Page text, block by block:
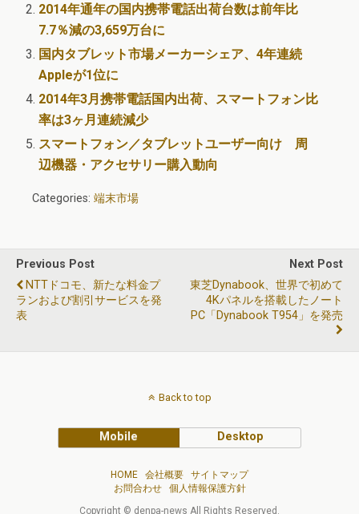
2014年通年の国内携帯電話出荷台数は前年比
7.7％減の3,659万台に
国内タブレット市場メーカーシェア、4年連続
Appleが1位に
2014年3月携帯電話国内出荷、スマートフォン比
率は3ヶ月連続減少
スマートフォン／タブレットユーザー向け 周
辺機器・アクセサリー購入動向
Categories: 端末市場
Previous Post
NTTドコモ、新たな料金プ
ランおよび割引サービスを発
表
Next Post
東芝dynabook、世界で初めて
4Kパネルを搭載したノート
PC「dynabook T954」を発売
Back to top
Mobile Desktop
HOME 会社概要
サイトマップ
お問合わせ
個人情報保護方針
Copyright © denpa-news All Rights Reserved.